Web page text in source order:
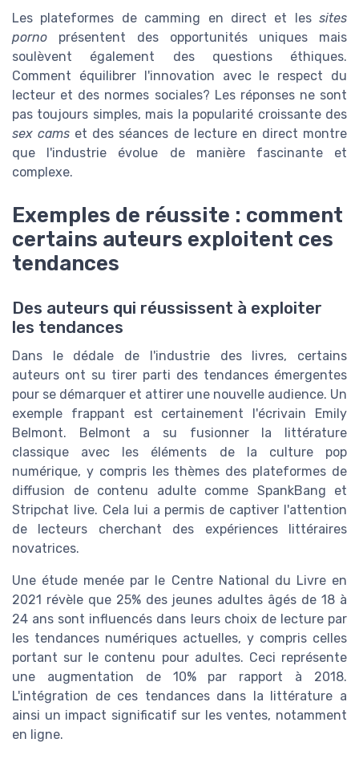
Les plateformes de camming en direct et les sites
porno présentent des opportunités uniques mais
soulèvent également des questions éthiques.
Comment équilibrer l'innovation avec le respect du
lecteur et des normes sociales? Les réponses ne sont
pas toujours simples, mais la popularité croissante des
sex cams et des séances de lecture en direct montre
que l'industrie évolue de manière fascinante et
complexe.
Exemples de réussite : comment
certains auteurs exploitent ces
tendances
Des auteurs qui réussissent à exploiter
les tendances
Dans le dédale de l'industrie des livres, certains
auteurs ont su tirer parti des tendances émergentes
pour se démarquer et attirer une nouvelle audience. Un
exemple frappant est certainement l'écrivain Emily
Belmont. Belmont a su fusionner la littérature
classique avec les éléments de la culture pop
numérique, y compris les thèmes des plateformes de
diffusion de contenu adulte comme SpankBang et
Stripchat live. Cela lui a permis de captiver l'attention
de lecteurs cherchant des expériences littéraires
novatrices.
Une étude menée par le Centre National du Livre en
2021 révèle que 25% des jeunes adultes âgés de 18 à
24 ans sont influencés dans leurs choix de lecture par
les tendances numériques actuelles, y compris celles
portant sur le contenu pour adultes. Ceci représente
une augmentation de 10% par rapport à 2018.
L'intégration de ces tendances dans la littérature a
ainsi un impact significatif sur les ventes, notamment
en ligne.